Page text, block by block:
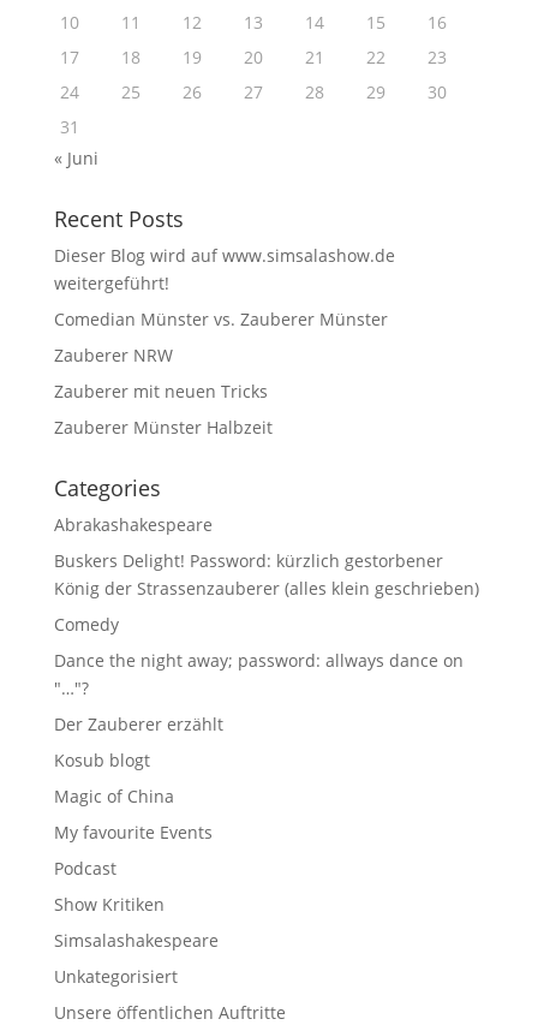
10
11 12 13 14 15
16
17
18 19 20 21 22
23
24
25 26 27 28 29
30
31
« Juni
Recent Posts
Dieser Blog wird auf www.simsalashow.de
weitergeführt!
Comedian Münster vs. Zauberer Münster
Zauberer NRW
Zauberer mit neuen Tricks
Zauberer Münster Halbzeit
Categories
Abrakashakespeare
Buskers Delight! Password: kürzlich gestorbener
König der Strassenzauberer (alles klein geschrieben)
Comedy
Dance the night away; password: allways dance on
"…"?
Der Zauberer erzählt
Kosub blogt
Magic of China
My favourite Events
Podcast
Show Kritiken
Simsalashakespeare
Unkategorisiert
Unsere öffentlichen Auftritte